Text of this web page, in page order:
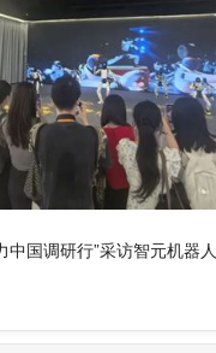
中国调研行”采访智元机器人